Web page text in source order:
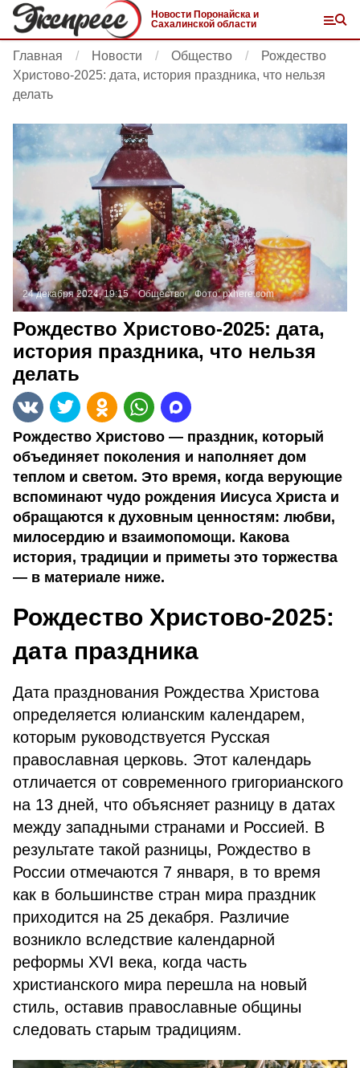
Новости Поронайска и
Сахалинской области
Главная Новости Общество
Рождество
Христово-2025: дата, история праздника, что нельзя
делать
24 декабря 2024, 19:15 Общество Фото:pxhere.com
Рождество Христово-2025: дата,
история праздника, что нельзя
делать
Рождество Христово — праздник, который
объединяет поколения и наполняет дом
теплом и светом. Это время, когда верующие
вспоминают чудо рождения Иисуса Христа и
обращаются к духовным ценностям: любви,
милосердию и взаимопомощи. Какова
история, традиции и приметы это торжества
— в материале ниже.
Рождество Христово-2025:
дата праздника
Дата празднования Рождества Христова
определяется юлианским календарем,
которым руководствуется Русская
православная церковь. Этот календарь
отличается от современного григорианского
на 13 дней, что объясняет разницу в датах
между западными странами и Россией. В
результате такой разницы, Рождество в
России отмечаются 7 января, в то время
как в большинстве стран мира праздник
приходится на 25 декабря. Различие
возникло вследствие календарной
реформы XVI века, когда часть
христианского мира перешла на новый
стиль, оставив православные общины
следовать старым традициям.